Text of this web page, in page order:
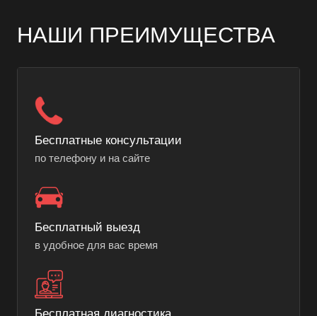
НАШИ ПРЕИМУЩЕСТВА
Бесплатные консультации
по телефону и на сайте
Бесплатный выезд
в удобное для вас время